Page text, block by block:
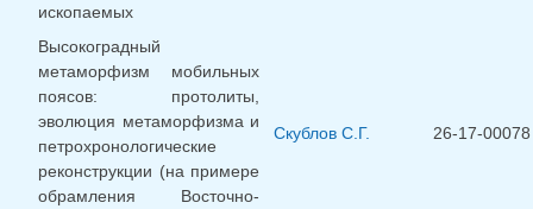
ископаемых
Высокоградный
метаморфизм мобильных
поясов: протолиты,
эволюция метаморфизма и
петрохронологические
реконструкции (на примере
обрамления Восточно-
Скублов С.Г. 26-17-00078